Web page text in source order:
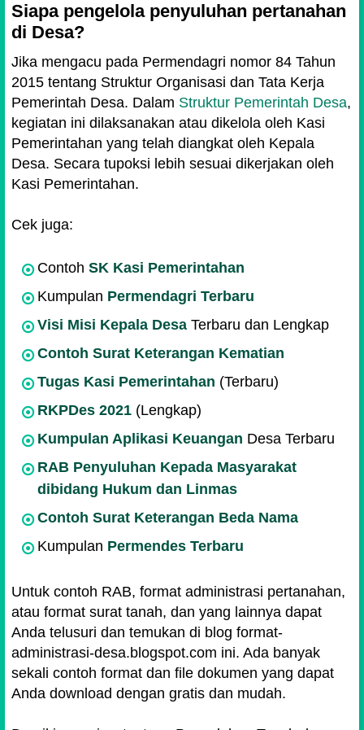
Siapa pengelola penyuluhan pertanahan
di Desa?
Jika mengacu pada Permendagri nomor 84 Tahun
2015 tentang Struktur Organisasi dan Tata Kerja
Pemerintah Desa. Dalam Struktur Pemerintah Desa,
kegiatan ini dilaksanakan atau dikelola oleh Kasi
Pemerintahan yang telah diangkat oleh Kepala
Desa. Secara tupoksi lebih sesuai dikerjakan oleh
Kasi Pemerintahan.
Cek juga:
ContohSK Kasi Pemerintahan
Kumpulan Permendagri Terbaru
Visi Misi Kepala Desa Terbaru dan Lengkap
Contoh Surat Keterangan Kematian
Tugas Kasi Pemerintahan (Terbaru)
RKPDes 2021 (Lengkap)
Kumpulan Aplikasi Keuangan Desa Terbaru
RAB Penyuluhan Kepada Masyarakat
dibidang Hukum dan Linmas
Contoh Surat Keterangan Beda Nama
Kumpulan Permendes Terbaru
Untuk contoh RAB, format administrasi pertanahan,
atau format surat tanah, dan yang lainnya dapat
Anda telusuri dan temukan di blog format-
administrasi-desa.blogspot.com ini. Ada banyak
sekali contoh format dan file dokumen yang dapat
Anda download dengan gratis dan mudah.